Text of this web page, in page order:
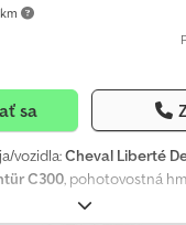
sa
vozidla:Cheval Liberté
C300, pohotovostná
790 kg